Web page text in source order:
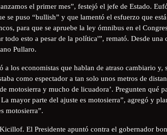
el primer mes”, festejó el jefe de Estado.
se puso “bullish” y que lamentó el esfuerzo que
para que se apruebe la ley ómnibus en el
todo esto a pesar de la política'”, remató. Desde una
Pullaro.
a los economistas que hablan de atraso cambiario
como espectador a tan solo unos metros de
motosierra y mucho de licuadora’. Pregunten qué
mayor parte del ajuste es motosierra”, agregó y
motosierra”.
El Presidente apuntó contra el gobernador